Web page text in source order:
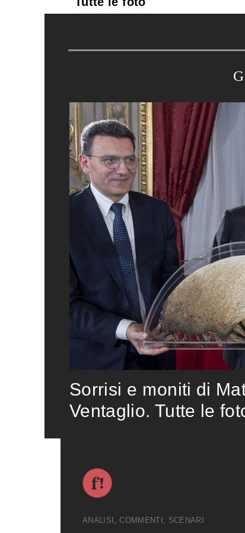
Sorrisi e moniti di
Ventaglio. Tutte le
ANALISI, COMMENTI, SCENARI